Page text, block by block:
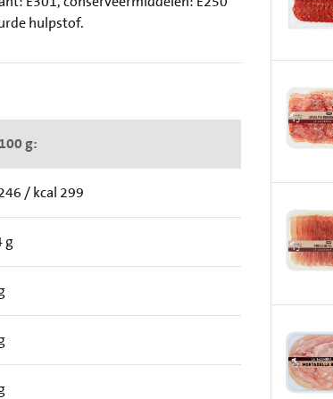
hulpstof.
g:
/ kcal 299
g